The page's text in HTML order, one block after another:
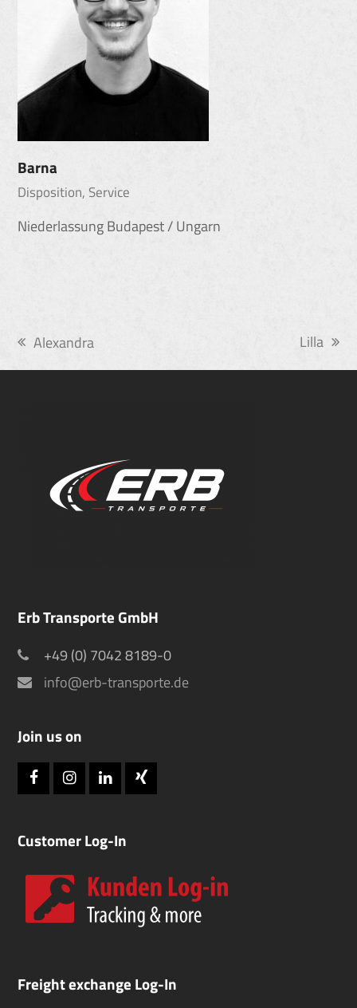
Barna
Disposition, Service
Niederlassung Budapest / Ungarn
vorheriger
Beitrag:
Alexandra
Nächster
Beitrag:
Lilla
Erb Transporte GmbH
+49 (0) 7042 8189-0
info@erb-transporte.de
Join us on
FacebookInstagramLinkedInXing
Customer Log-In
Freight exchange Log-In